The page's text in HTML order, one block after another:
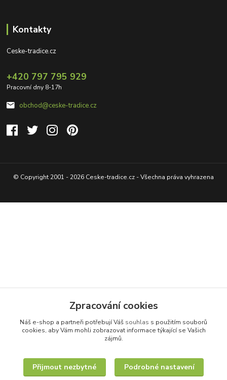
Kontakty
Ceske-tradice.cz
+420 797 795 929
Pracovní dny 8-17h
obchod@ceske-tradice.cz
© Copyright 2001 - 2026 Ceske-tradice.cz - Všechna práva vyhrazena
Zpracování cookies
Náš e-shop a partneři potřebují Váš souhlas s použitím souborů
cookies, aby Vám mohli zobrazovat informace týkající se Vašich
zájmů.
Přijmout nezbytné Podrobné nastavení